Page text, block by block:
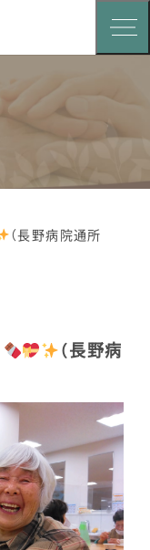
（長野病院通所
（長野病